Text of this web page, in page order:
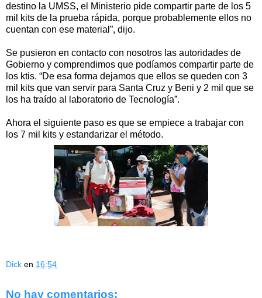
destino la UMSS, el Ministerio pide compartir parte de los 5
mil kits de la prueba rápida, porque probablemente ellos no
cuentan con ese material”, dijo.
Se pusieron en contacto con nosotros las autoridades de
Gobierno y comprendimos que podíamos compartir parte de
los ktis. “De esa forma dejamos que ellos se queden con 3
mil kits que van servir para Santa Cruz y Beni y 2 mil que se
los ha traído al laboratorio de Tecnología”.
Ahora el siguiente paso es que se empiece a trabajar con
los 7 mil kits y estandarizar el método.
Dick en 16:54
No hay comentarios: